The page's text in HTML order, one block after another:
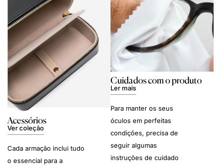
Acessórios
Ver coleção
Cada armação inclui tudo
o essencial para a
Cuidados com o produto
Ler mais
Para manter os seus
óculos em perfeitas
condições, precisa de
seguir algumas
instruções de cuidado